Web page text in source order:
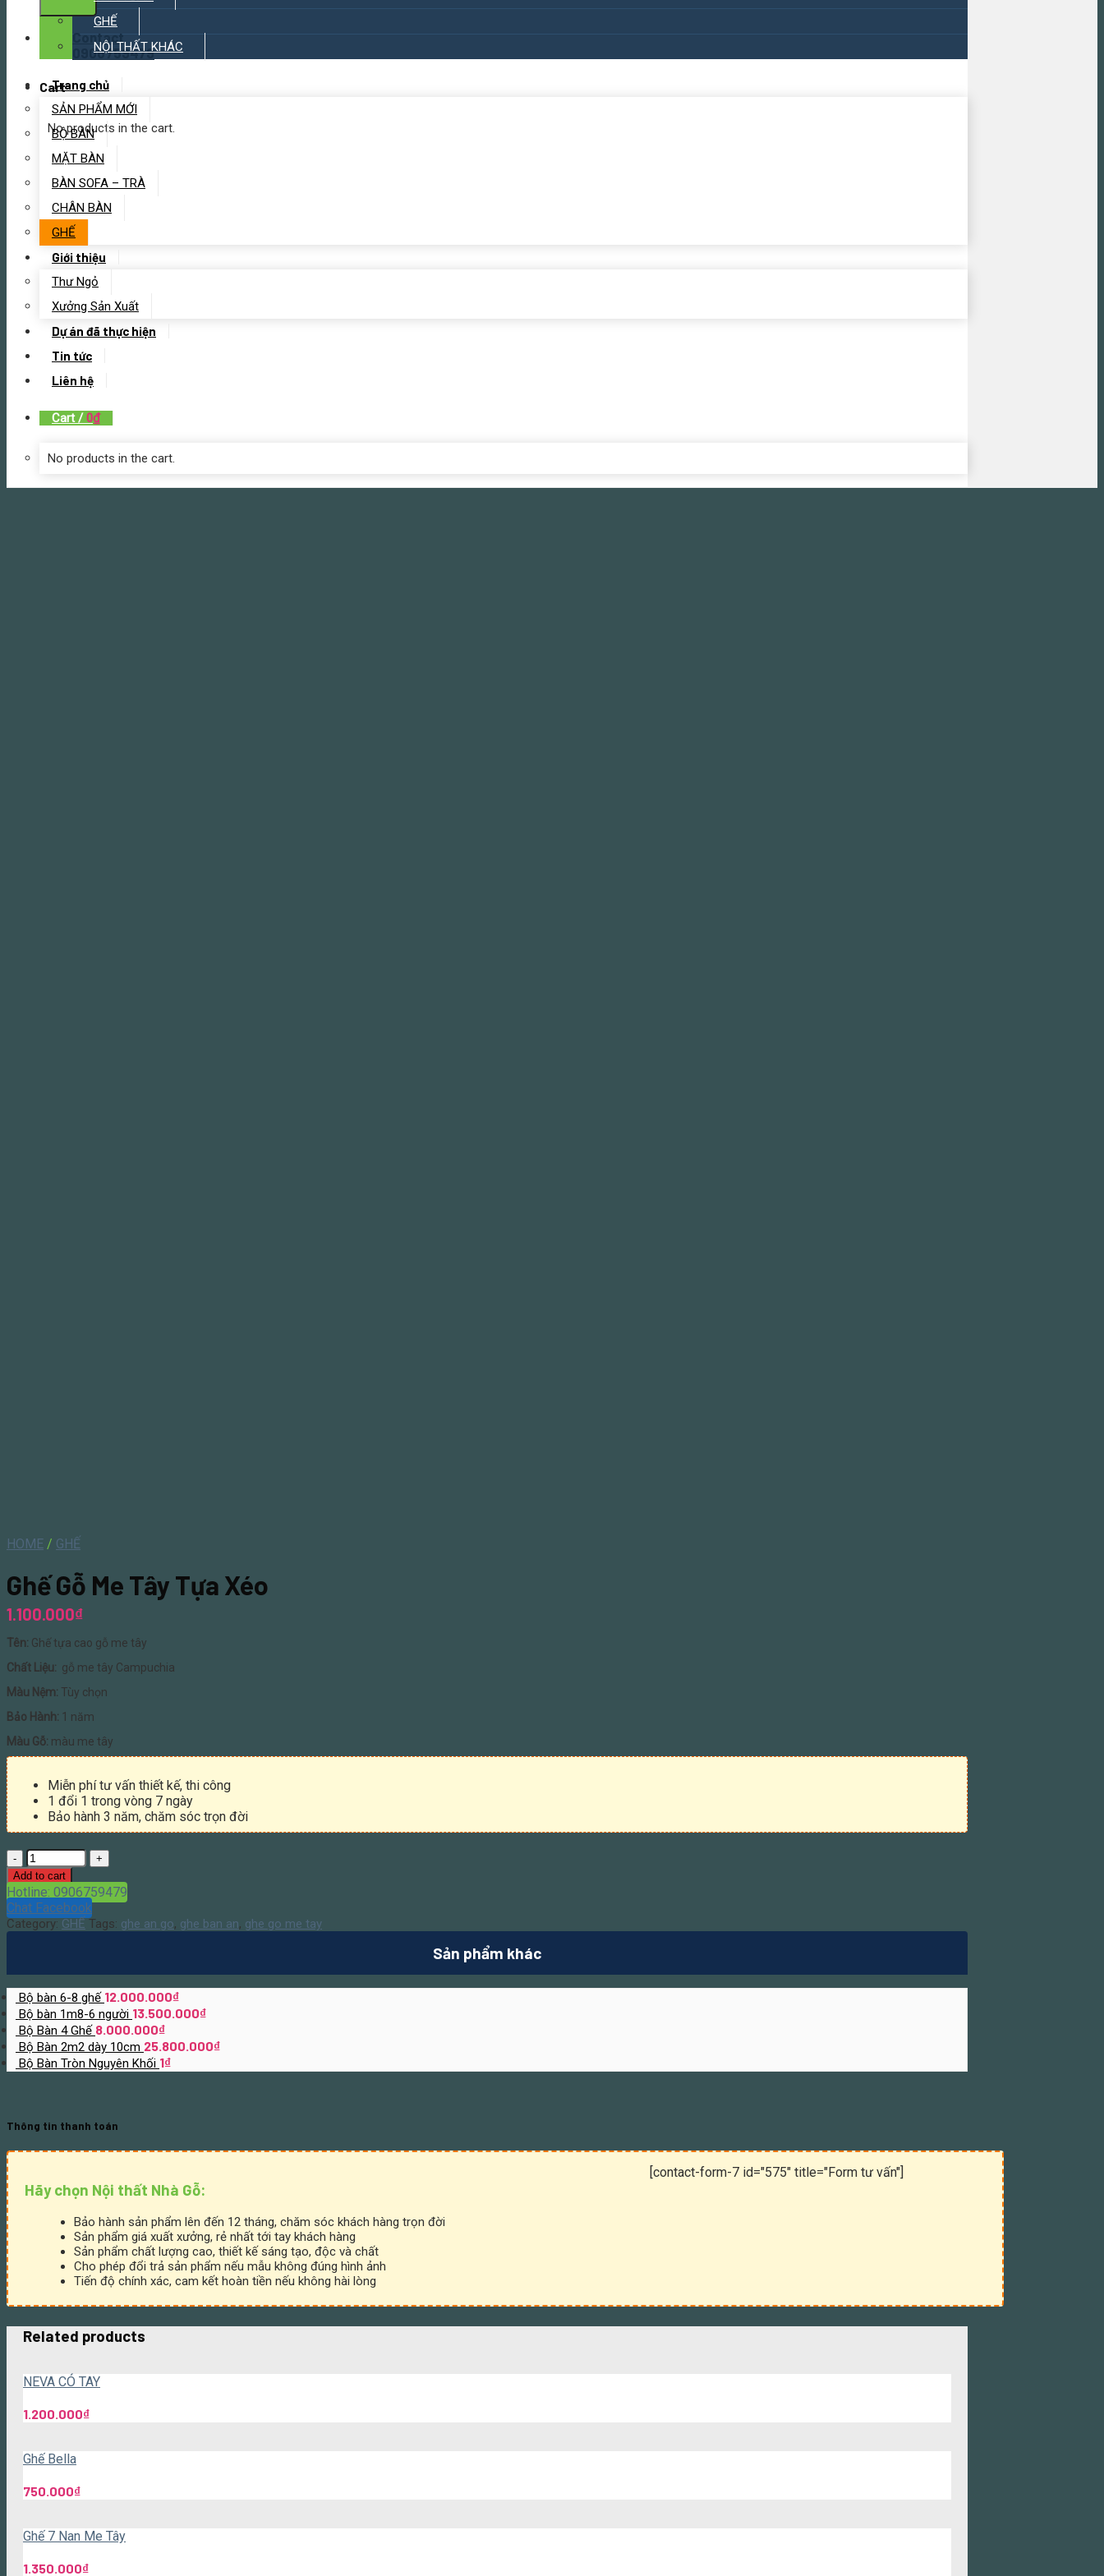
Contact
0906759479
Cart
No products in the cart.
GHẾ
NỘI THẤT KHÁC
Trang chủ
SẢN PHẨM MỚI
BỘ BÀN
MẶT BÀN
BÀN SOFA – TRÀ
CHÂN BÀN
GHẾ
Giới thiệu
Thư Ngỏ
Xưởng Sản Xuất
Dự án đã thực hiện
Tin tức
Liên hệ
Cart /0₫
No products in the cart.
HOME / GHẾ
Ghế Gỗ Me Tây Tựa Xéo
1.100.000₫
Tên: Ghế tựa cao gỗ me tây
Chất Liệu: gỗ me tây Campuchia
Màu Nệm: Tùy chọn
Bảo Hành: 1 năm
Màu Gỗ: màu me tây
Miễn phí tư vấn thiết kế, thi công
1 đổi 1 trong vòng 7 ngày
Bảo hành 3 năm, chăm sóc trọn đời
Quantity
Add to cart
Hotline: 0906759479
Chat Facebook
Category: GHẾ Tags: ghe an go, ghe ban an, ghe go me tay
Sản phẩm khác
Bộ bàn 6-8 ghế 12.000.000₫
Bộ bàn 1m8-6 người 13.500.000₫
Bộ Bàn 4 Ghế 8.000.000₫
Bộ Bàn 2m2 dày 10cm 25.800.000₫
Bộ Bàn Tròn Nguyên Khối 1₫
Thông tin thanh toán
Hãy chọn Nội thất Nhà Gỗ:
Bảo hành sản phẩm lên đến 12 tháng, chăm sóc khách hàng trọn đời
Sản phẩm giá xuất xưởng, rẻ nhất tới tay khách hàng
Sản phẩm chất lượng cao, thiết kế sáng tạo, độc và chất
Cho phép đổi trả sản phẩm nếu mẫu không đúng hình ảnh
Tiến độ chính xác, cam kết hoàn tiền nếu không hài lòng
[contact-form-7 id="575" title="Form tư vấn"]
Related products
NEVA CÓ TAY
1.200.000₫
Ghế Bella
750.000₫
Ghế 7 Nan Me Tây
1.350.000₫